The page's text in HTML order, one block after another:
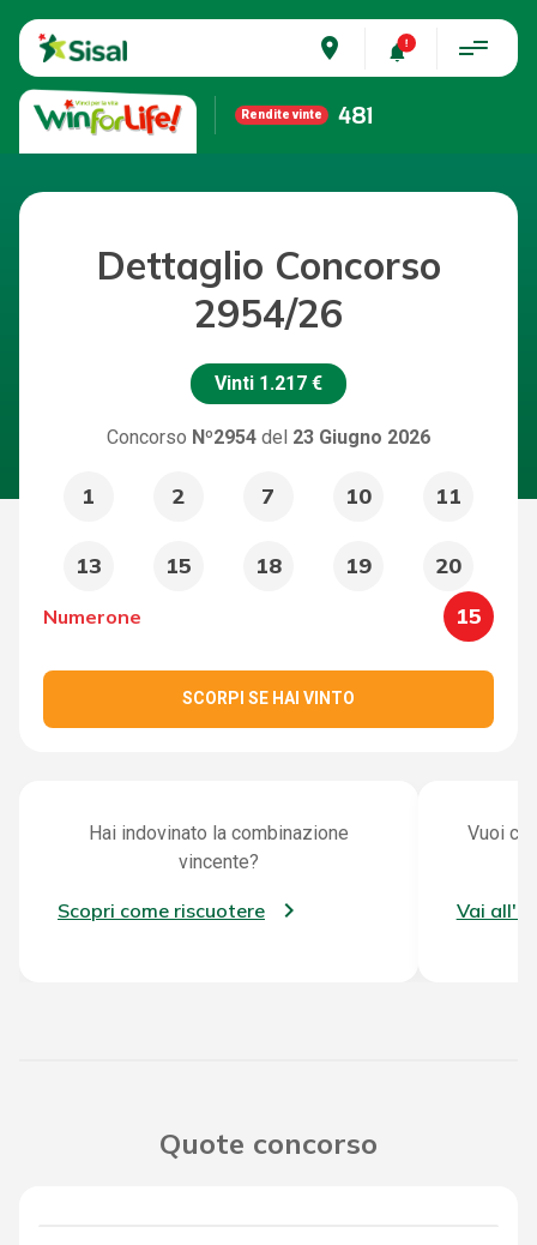
place
Rendite vinte 481
Dettaglio Concorso
2954/26
Vinti 1.217 €
Concorso Nº2954 del 23 Giugno 2026
1 2 7 10 11
13 15 18 19 20
Numerone 15
SCORPI SE HAI VINTO
Hai indovinato la combinazione
vincente?
Scopri come riscuotere
Vuoi
Vai
Quote concorso